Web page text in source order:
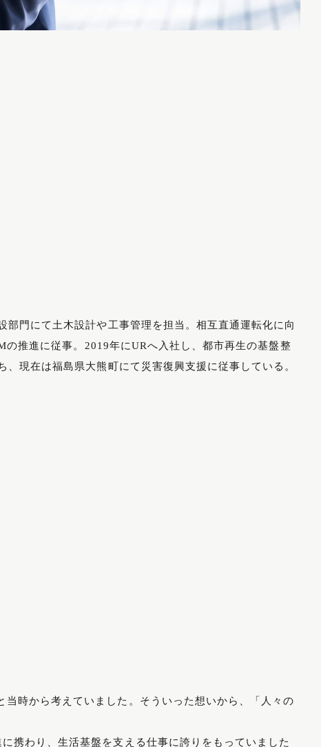
部門にて土木設計や工事管理を担当。相互直通運転化に向
の推進に従事。2019年にURへ入社し、都市再生の基盤整
、現在は福島県大熊町にて災害復興支援に従事している。
時から考えていました。そういった想いから、「人々の
携わり、生活基盤を支える仕事に誇りをもっていました